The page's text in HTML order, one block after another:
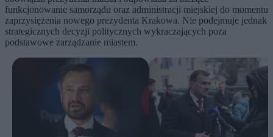
funkcjonowanie samorządu oraz administracji miejskiej do momentu
zaprzysiężenia nowego prezydenta Krakowa. Nie podejmuje jednak
strategicznych decyzji politycznych wykraczających poza
podstawowe zarządzanie miastem.